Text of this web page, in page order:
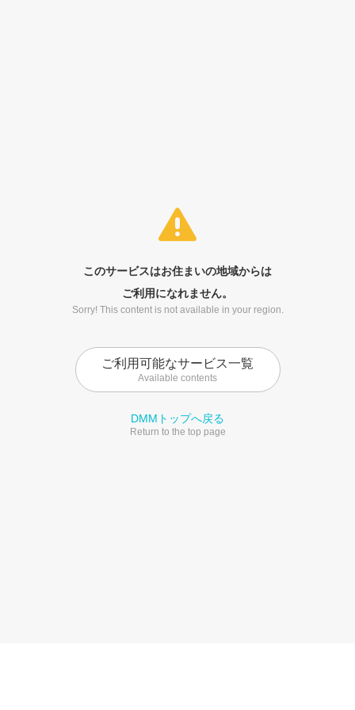
このサービスはお住まいの地域からは
ご利用になれません。
Sorry! This content is not available in your region.
ご利用可能なサービス一覧
Available contents
DMMトップへ戻る
Return to the top page